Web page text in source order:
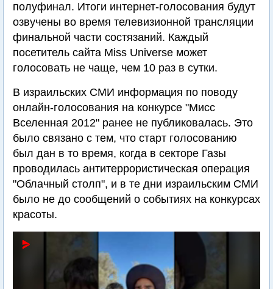
полуфинал. Итоги интернет-голосования будут
озвучены во время телевизионной трансляции
финальной части состязаний. Каждый
посетитель сайта Miss Universe может
голосовать не чаще, чем 10 раз в сутки.
В израильских СМИ информация по поводу
онлайн-голосования на конкурсе "Мисс
Вселенная 2012" ранее не публиковалась. Это
было связано с тем, что старт голосованию
был дан в то время, когда в секторе Газы
проводилась антитеррористическая операция
"Облачный столп", и в те дни израильским СМИ
было не до сообщений о событиях на конкурсах
красоты.